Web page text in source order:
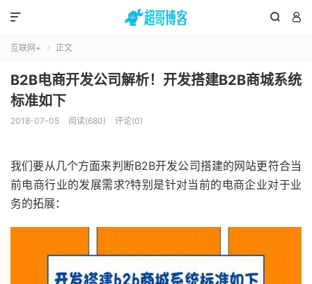
 

互联网+  正文
B2B电商开发公司解析！开发搭建B2B商城系统
标准如下
2018-07-05 阅读(680) 评论(0)
我们要从几个方面来判断B2B开发公司搭建的网站更符合当
前电商行业的发展需求?特别是针对当前的电商企业对于业
务的拓展：